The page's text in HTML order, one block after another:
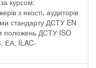
курсом:
з якості, аудиторів
стандарту ДСТУ EN
положень ДСТУ ISO
ЕА, ILAC-